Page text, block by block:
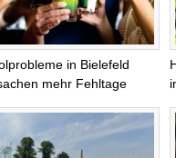
in Bielefeld
mehr Fehltage